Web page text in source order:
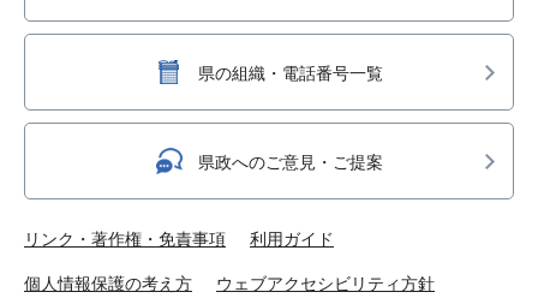
県の組織・電話番号一覧
県政へのご意見・ご提案
リンク・著作権・免責事項 利用ガイド
個人情報保護の考え方 ウェブアクセシビリティ方針